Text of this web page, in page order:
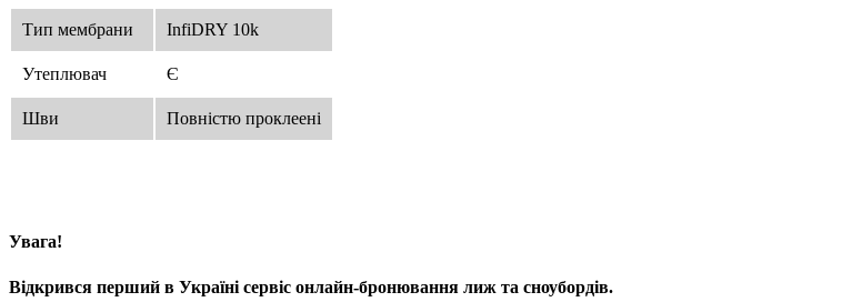
Тип мембрани InfiDRY 10k
Утеплювач Є
Шви Повністю проклеені
Увага!
Відкрився перший в Україні сервіс онлайн-бронювання лиж та сноубордів.